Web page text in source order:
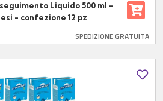
Liquido 500 ml –
- confezione 12 pz
SPEDIZIONE GRATUITA